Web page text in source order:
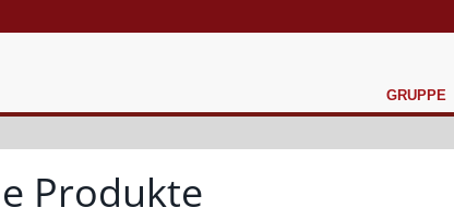
GRUPPE
Produkte